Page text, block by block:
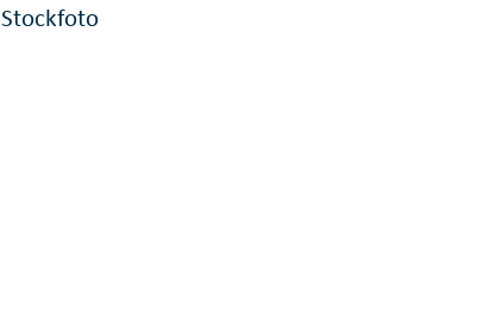
Stockfoto